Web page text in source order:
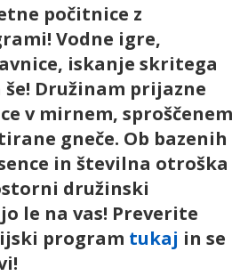
počitnice z
Vodne igre,
iskanje skritega
Družinam prijazne
v mirnem, sproščenem
gneče. Ob bazenih
in številna otroška
družinski
le na vas! Preverite
program tukaj in se